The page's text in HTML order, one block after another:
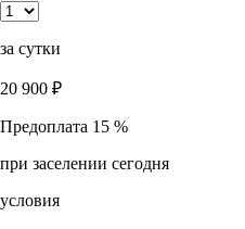
за сутки
20 900 ₽
Предоплата 15 %
при заселении сегодня
условия